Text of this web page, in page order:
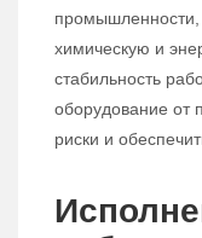
промышленности,
химическую и
стабильность
оборудование от
риски и